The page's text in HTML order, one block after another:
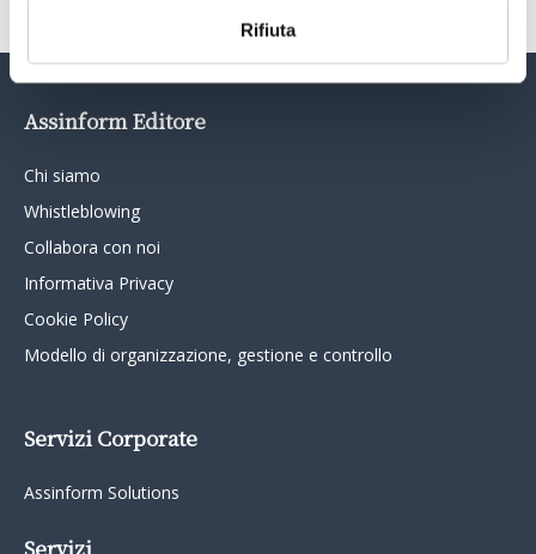
Rifiuta
Assinform Editore
Chi siamo
Whistleblowing
Collabora con noi
Informativa Privacy
Cookie Policy
Modello di organizzazione, gestione e controllo
Servizi Corporate
Assinform Solutions
Servizi